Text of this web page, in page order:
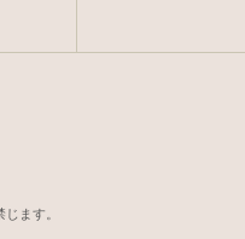
ます。